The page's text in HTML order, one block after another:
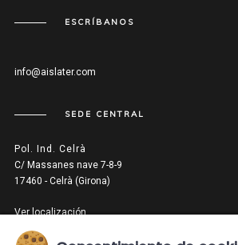
ESCRÍBANOS
info@aislater.com
SEDE CENTRAL
Pol. Ind. Celrà
C/ Massanes nave 7-8-9
17460 - Celrà (Girona)
Ver localización